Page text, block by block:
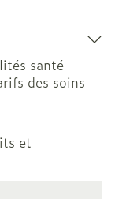
santé
des soins
et